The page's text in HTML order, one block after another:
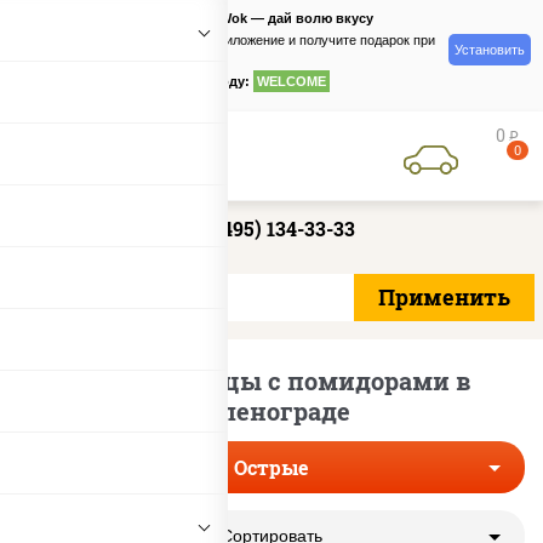
PizzaSushiWok — дай волю вкусу
Скачайте приложение и получите подарок при
по промокоду: WELCOME
Установить
0 руб
0
+7 (495) 134-33-33
Острые пиццы с помидорами в
Зеленограде
Острые
Сортировать